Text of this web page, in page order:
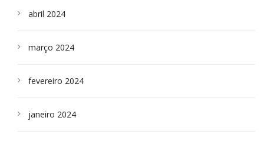
abril 2024
março 2024
fevereiro 2024
janeiro 2024